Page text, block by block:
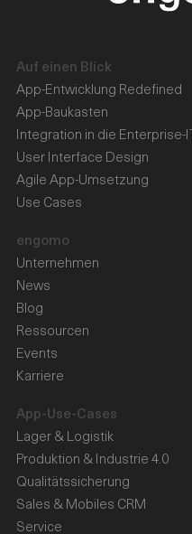
Auf einen Blick
App-Entwicklung Redefined
App-Baukasten
Integration in die Enterprise-IT
User Interface Design
Agile App-Umsetzung
Use Cases
App-Use-Cases
Lager & Logistik
Produktion & Industrie 4.0
Qualitätssicherung
Sales & Mobiles CRM
Service
engomo
Unternehmen
News
Blog
Ressourcen
Events
Karriere